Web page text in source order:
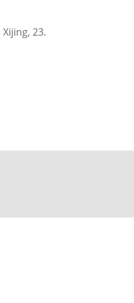
23.